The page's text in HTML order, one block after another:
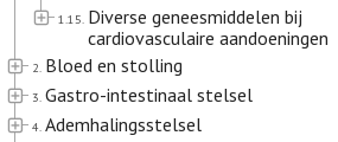
1.15. Diverse geneesmiddelen bij
cardiovasculaire aandoeningen
2. Bloed en stolling
3. Gastro-intestinaal stelsel
4. Ademhalingsstelsel